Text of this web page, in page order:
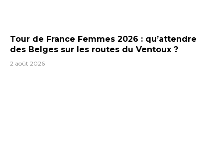
Tour de France Femmes 2026 : qu’attendre
des Belges sur les routes du Ventoux ?
2 août 2026